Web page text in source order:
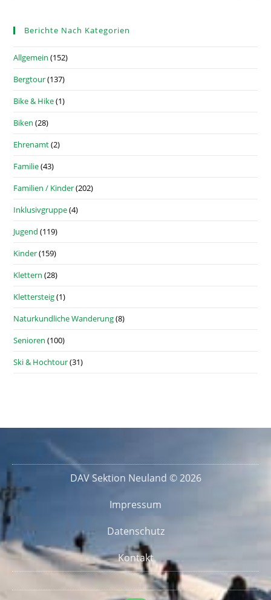
Berichte Nach Kategorien
Allgemein (152)
Bergtour(137)
Bike & Hike(1)
Biken (28)
Ehrenamt(2)
Familie(43)
Familien / Kinder(202)
Inklusivgruppe(4)
Jugend (119)
Kinder(159)
Klettern (28)
Klettersteig(1)
Naturkundliche Wanderung(8)
Senioren (100)
Ski & Hochtour(31)
DAV Sektion Neuland © 2026
Impressum
Datenschutz
Kontakt